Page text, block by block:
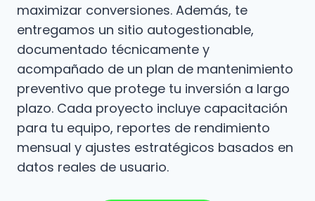
maximizar conversiones. Además, te
entregamos un sitio autogestionable,
documentado técnicamente y
acompañado de un plan de mantenimiento
preventivo que protege tu inversión a largo
plazo. Cada proyecto incluye capacitación
para tu equipo, reportes de rendimiento
mensual y ajustes estratégicos basados en
datos reales de usuario.